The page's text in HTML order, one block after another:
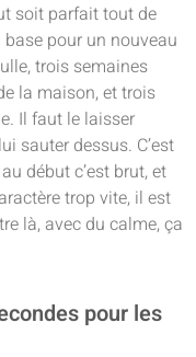
soit parfait tout de
base pour un nouveau
trois semaines
la maison, et trois
Il faut le laisser
sauter dessus. C’est
début c’est brut, et
trop vite, il est
là, avec du calme, ça
pour les